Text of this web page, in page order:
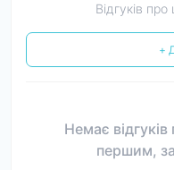
Відгуків
+
Немає
першим,